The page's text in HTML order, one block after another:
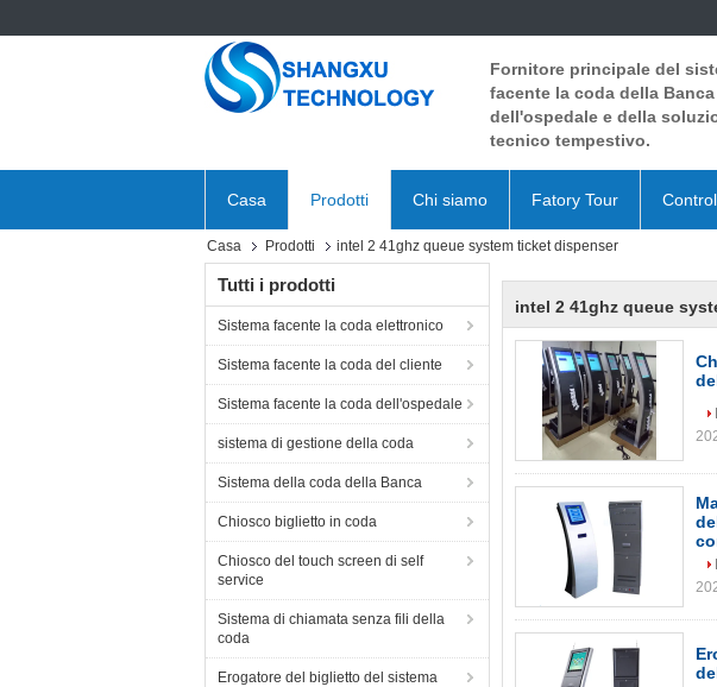
Fornitore principale del
facente la coda della
dell'ospedale e della
tecnico tempestivo.
Casa Prodotti Chi siamo Fatory Tour
Casa Prodotti intel 2 41ghz queue system ticket dispenser
Tutti i prodotti
Sistema facente la coda elettronico
Sistema facente la coda del cliente
Sistema facente la coda dell'ospedale
sistema di gestione della coda
Sistema della coda della Banca
Chiosco biglietto in coda
Chiosco del touch screen di self
service
Sistema di chiamata senza fili della
coda
Erogatore del biglietto del sistema
intel 2 41ghz queue